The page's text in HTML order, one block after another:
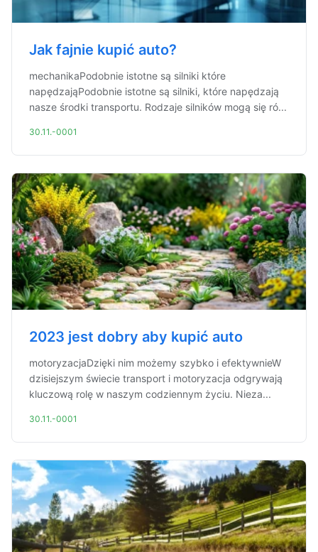
Jak fajnie kupić auto?
mechanikaPodobnie istotne są silniki które
napędzająPodobnie istotne są silniki, które napędzają
nasze środki transportu. Rodzaje silników mogą się ró...
30.11.-0001
2023 jest dobry aby kupić auto
motoryzacjaDzięki nim możemy szybko i efektywnieW
dzisiejszym świecie transport i motoryzacja odgrywają
kluczową rolę w naszym codziennym życiu. Nieza...
30.11.-0001